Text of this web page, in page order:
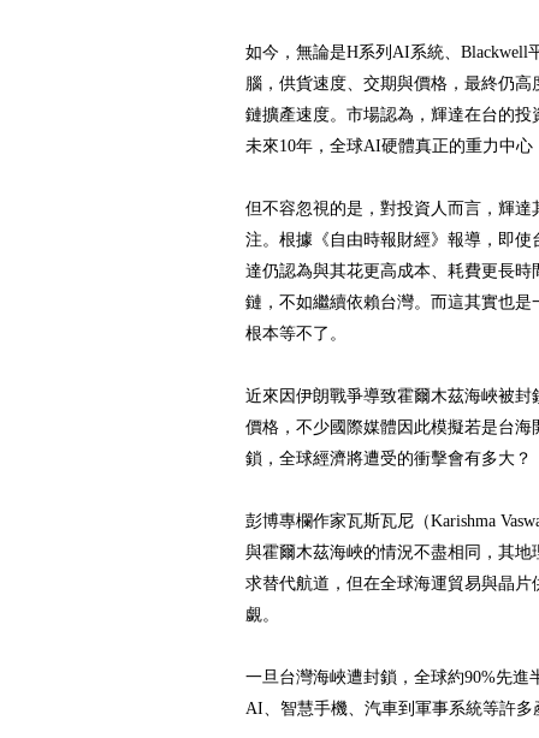
如今，無論是H系列AI系統、Blackwell
腦，供貨速度、交期與價格，最終仍
鏈擴產速度。市場認為，輝達在台的
未來10年，全球AI硬體真正的重力中心
但不容忽視的是，對投資人而言，輝
注。根據《自由時報財經》報導，即
達仍認為與其花更高成本、耗費更長
鏈，不如繼續依賴台灣。而這其實也
根本等不了。
近來因伊朗戰爭導致霍爾木茲海峽被
價格，不少國際媒體因此模擬若是台
鎖，全球經濟將遭受的衝擊會有多大？
彭博專欄作家瓦斯瓦尼（Karishma
與霍爾木茲海峽的情況不盡相同，其
求替代航道，但在全球海運貿易與晶
覷。
一旦台灣海峽遭封鎖，全球約90%先進
AI、智慧手機、汽車到軍事系統等許多